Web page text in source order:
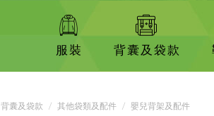
服裝 背囊及袋款
背囊及袋款 其他袋類及配件 嬰兒背架及配件